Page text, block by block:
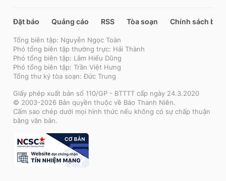
Đặt báo Quảng cáo RSS Tòa soạn Chính sách bảo
Tổng biên tập: Nguyễn Ngọc Toàn
Phó tổng biên tập thường trực: Hải Thành
Phó tổng biên tập: Lâm Hiếu Dũng
Phó tổng biên tập: Trần Việt Hưng
Tổng thư ký tòa soạn: Đức Trung
Giấy phép xuất bản số 110/GP - BTTTT cấp ngày 24.3.2020
© 2003-2026 Bản quyền thuộc về Báo Thanh Niên.
Cấm sao chép dưới mọi hình thức nếu không có sự chấp thuận
bằng văn bản.